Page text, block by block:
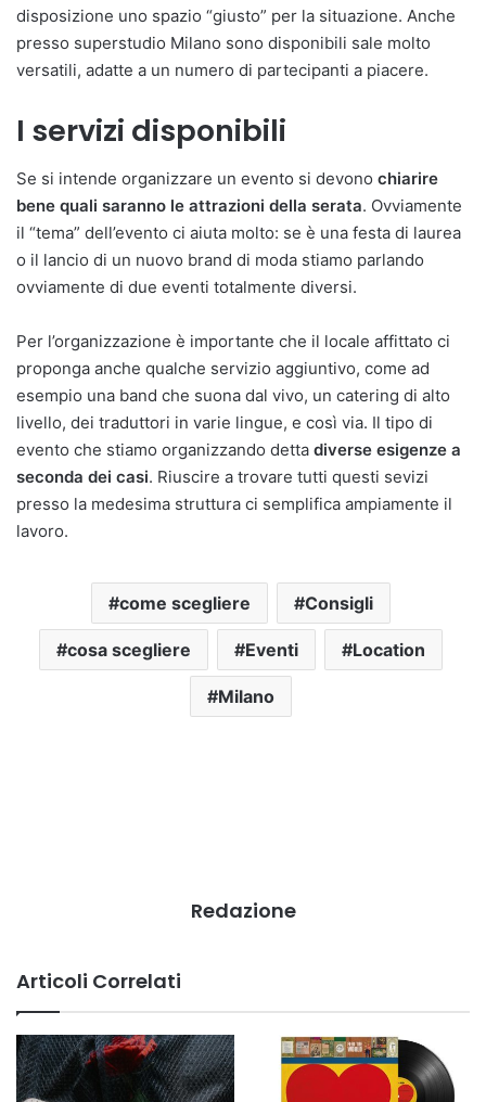
disposizione uno spazio “giusto” per la situazione. Anche
presso superstudio Milano sono disponibili sale molto
versatili, adatte a un numero di partecipanti a piacere.
I servizi disponibili
Se si intende organizzare un evento si devono chiarire
bene quali saranno le attrazioni della serata. Ovviamente
il “tema” dell’evento ci aiuta molto: se è una festa di laurea
o il lancio di un nuovo brand di moda stiamo parlando
ovviamente di due eventi totalmente diversi.
Per l’organizzazione è importante che il locale affittato ci
proponga anche qualche servizio aggiuntivo, come ad
esempio una band che suona dal vivo, un catering di alto
livello, dei traduttori in varie lingue, e così via. Il tipo di
evento che stiamo organizzando detta diverse esigenze a
seconda dei casi. Riuscire a trovare tutti questi sevizi
presso la medesima struttura ci semplifica ampiamente il
lavoro.
come scegliere Consigli
cosa scegliere Eventi Location
Milano
Redazione
Articoli Correlati